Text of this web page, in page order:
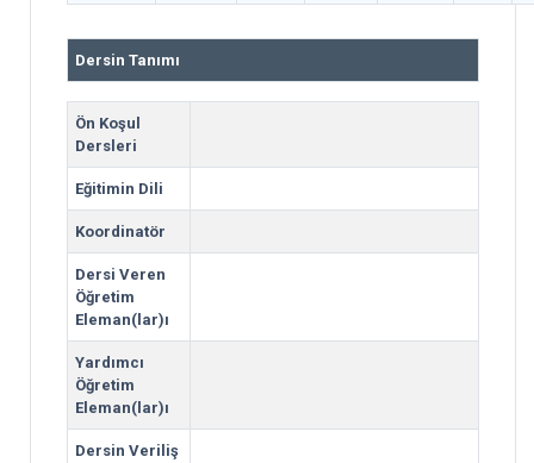
Dersin Tanımı
Ön Koşul
Dersleri
Eğitimin Dili
Koordinatör
Dersi Veren
Öğretim
Eleman(lar)ı
Yardımcı
Öğretim
Eleman(lar)ı
Dersin Veriliş